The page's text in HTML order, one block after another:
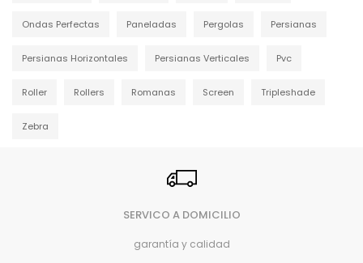
Ondas Perfectas Paneladas Pergolas Persianas
Persianas Horizontales Persianas Verticales Pvc
Roller Rollers Romanas Screen Tripleshade
Zebra
SERVICO A DOMICILIO
garantía y calidad